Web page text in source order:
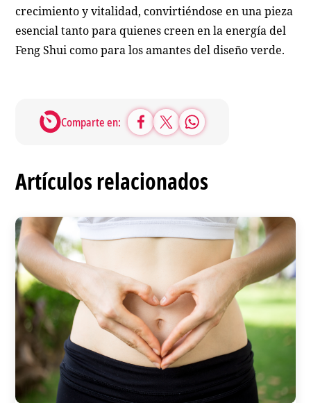
crecimiento y vitalidad, convirtiéndose en una pieza
esencial tanto para quienes creen en la energía del
Feng Shui como para los amantes del diseño verde.
Comparte en:
Artículos relacionados